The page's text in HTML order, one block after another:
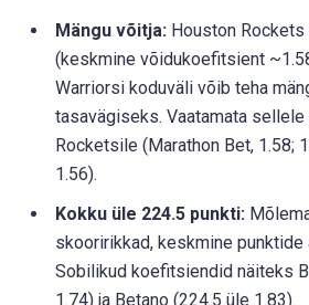
Mängu võitja: Houston
(keskmine võidukoefitsient
Warriorsi koduväli võib teha
tasavägiseks. Vaatamata sellele
Rocketsile (Marathon Bet, 1.58;
1.56).
Kokku üle 224.5 punkti:
skooririkkad, keskmine punktide
Sobilikud koefitsiendid näiteks
1.74) ja Betano (224.5 üle 1.83).